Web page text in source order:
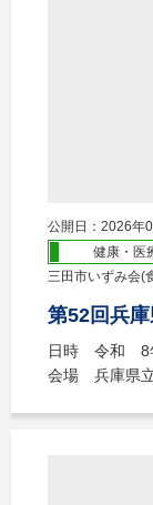
公開日：2026年
健康・医
三田市いずみ会(
第52回兵
日時 令和 8
会場 兵庫県